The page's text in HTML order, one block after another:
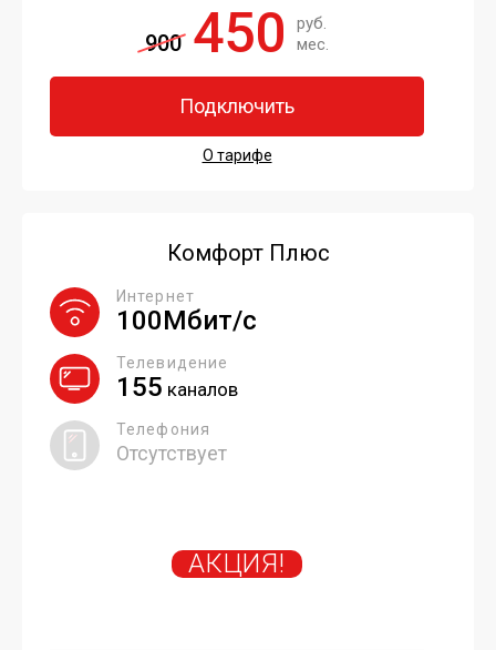
900 450
руб.
мес.
Подключить
О тарифе
Комфорт Плюс
100Мбит/с
Интернет
155 каналов
Телевидение
Отсутствует
Телефония
АКЦИЯ!